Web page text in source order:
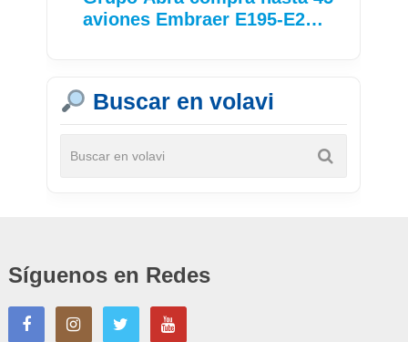
aviones Embraer E195-E2…
Buscar en volavi
Síguenos en Redes